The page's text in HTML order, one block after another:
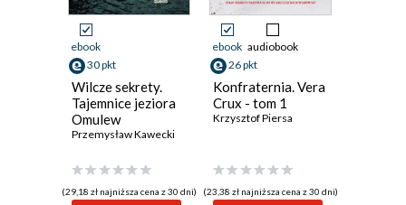
ebook
30 pkt
Wilcze sekrety.
Tajemnice jeziora
Omulew
Przemysław Kawecki
(29,18 zł najniższa cena z 30 dni)
ebook audiobook
26 pkt
Konfraternia. Vera
Crux - tom 1
Krzysztof Piersa
(23,38 zł najniższa cena z 30 dni)